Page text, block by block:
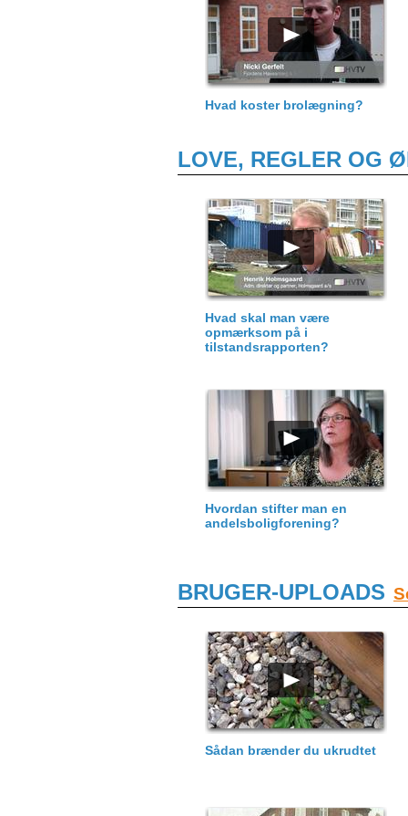
Hvad koster brolægning?
LOVE, REGLER OG
Hvad skal man være
opmærksom på i
tilstandsrapporten?
Hvordan stifter man en
andelsboligforening?
BRUGER-UPLOADS
Sådan brænder du ukrudtet